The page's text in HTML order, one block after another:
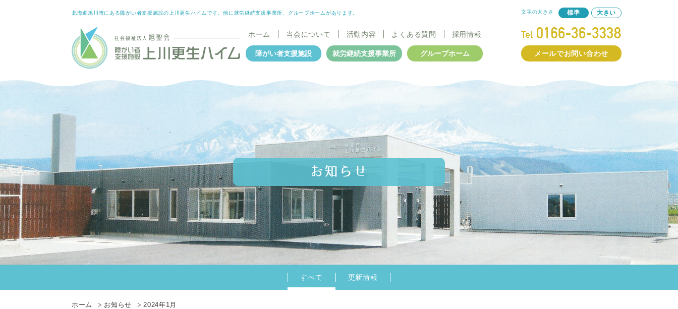
北海道旭川市にある障がい者支援施設の上川更生ハイムです。他に就労継続支援事業所、グループホームがあります。 文字の大きさ 標準 大きい
ホーム 当会について 活動内容 よくある質問 採用情報
障がい者支援施設 就労継続支援事業所 グループホーム メールでお問い合わせ
お知らせ
すべて 更新情報
ホーム お知らせ 2024年1月